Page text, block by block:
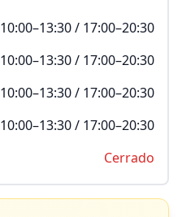
10:00–13:30 / 17:00–20:30
10:00–13:30 / 17:00–20:30
10:00–13:30 / 17:00–20:30
10:00–13:30 / 17:00–20:30
Cerrado